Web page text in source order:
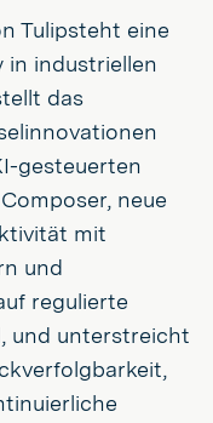
Tulipsteht eine
in industriellen
das
gesteuerten
neue
mit
und
regulierte
und unterstreicht